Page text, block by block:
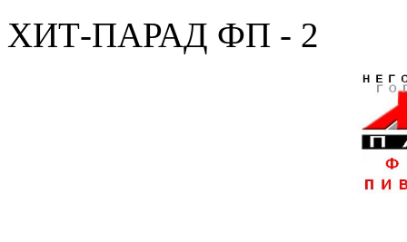
ХИТ-ПАРАД ФП - 2